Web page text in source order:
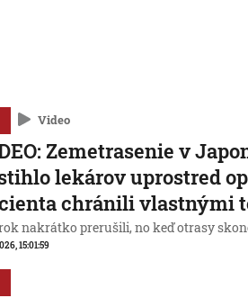
Video
Zemetrasenie v
lekárov uprostred
chránili vlastnými
nakrátko prerušili, no keď otrasy
15:01:59